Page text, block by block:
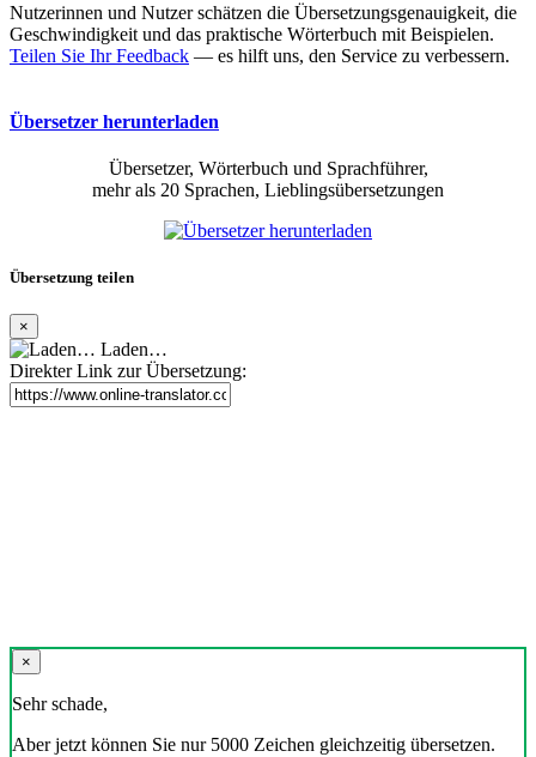
Nutzerinnen und Nutzer schätzen die Übersetzungsgenauigkeit, die
Geschwindigkeit und das praktische Wörterbuch mit Beispielen.
Teilen Sie Ihr Feedback — es hilft uns, den Service zu verbessern.
Übersetzer herunterladen
Übersetzer, Wörterbuch und Sprachführer,
mehr als 20 Sprachen, Lieblingsübersetzungen
Übersetzung teilen
×
Laden…
Direkter Link zur Übersetzung:
×
Sehr schade,
Aber jetzt können Sie nur 5000 Zeichen gleichzeitig übersetzen.